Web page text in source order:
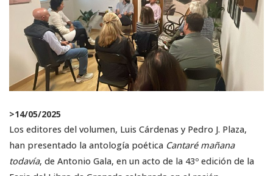
>14/05/2025
Los editores del volumen, Luis Cárdenas y Pedro J. Plaza,
han presentado la antología poética Cantaré mañana
todavía, de Antonio Gala, en un acto de la 43º edición de la